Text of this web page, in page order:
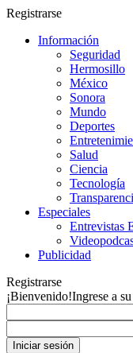
Registrarse
Información
Seguridad
Hermosillo
México
Sonora
Mundo
Deportes
Salud
Ciencia
Tecnología
Especiales
Entrevistas
Publicidad
Registrarse
¡Bienvenido!Ingrese a